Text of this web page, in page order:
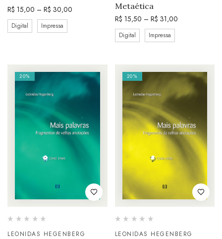
R$ 15,00 – R$ 30,00
Digital Impressa
Metaética
R$ 15,50 – R$ 31,00
Digital Impressa
20%
LEONIDAS HEGENBERG
20%
LEONIDAS HEGENBERG